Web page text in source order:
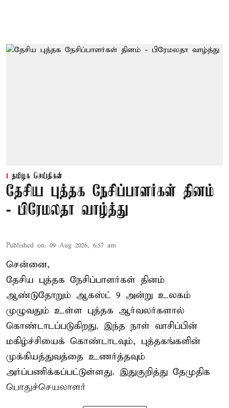
தமிழக செய்திகள்
தேசிய புத்தக நேசிப்பாளர்கள் தினம்
- பிரேமலதா வாழ்த்து
Published on: 09 Aug 2026, 6:57 am
சென்னை,
தேசிய புத்தக நேசிப்பாளர்கள் தினம்
ஆண்டுதோறும் ஆகஸ்ட் 9 அன்று உலகம்
முழுவதும் உள்ள புத்தக ஆர்வலர்களால்
கொண்டாடப்படுகிறது. இந்த நாள் வாசிப்பின்
மகிழ்ச்சியைக் கொண்டாடவும், புத்தகங்களின்
முக்கியத்துவத்தை உணர்த்தவும்
அர்ப்பணிக்கப்பட்டுள்ளது. இதுகுறித்து தேமுதிக
பொதுச்செயலாளர்